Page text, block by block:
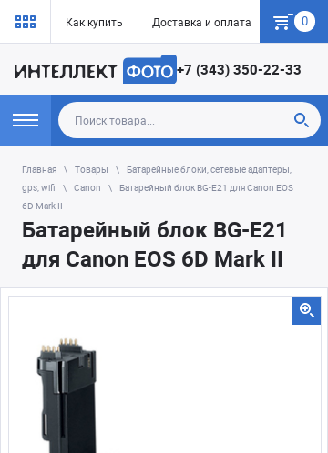
Как купить Доставка и оплата Гарантия
0
+7 (343) 350-22-33
Главная Товары
Батарейные блоки, сетевые адаптеры,
gps, wifi
Canon
Батарейный блок BG-E21 для Canon EOS
6D Mark II
Батарейный блок BG-E21
для Canon EOS 6D Mark II